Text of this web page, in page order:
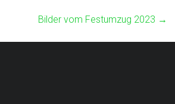
Bilder vom Festumzug 2023 →